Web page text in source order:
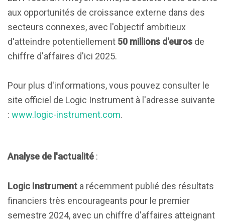
aux opportunités de croissance externe dans des
secteurs connexes, avec l'objectif ambitieux
d'atteindre potentiellement 50 millions d'euros de
chiffre d'affaires d'ici 2025.
Pour plus d'informations, vous pouvez consulter le
site officiel de Logic Instrument à l'adresse suivante
: www.logic-instrument.com.
Analyse de l'actualité :
Logic Instrument a récemment publié des résultats
financiers très encourageants pour le premier
semestre 2024, avec un chiffre d'affaires atteignant